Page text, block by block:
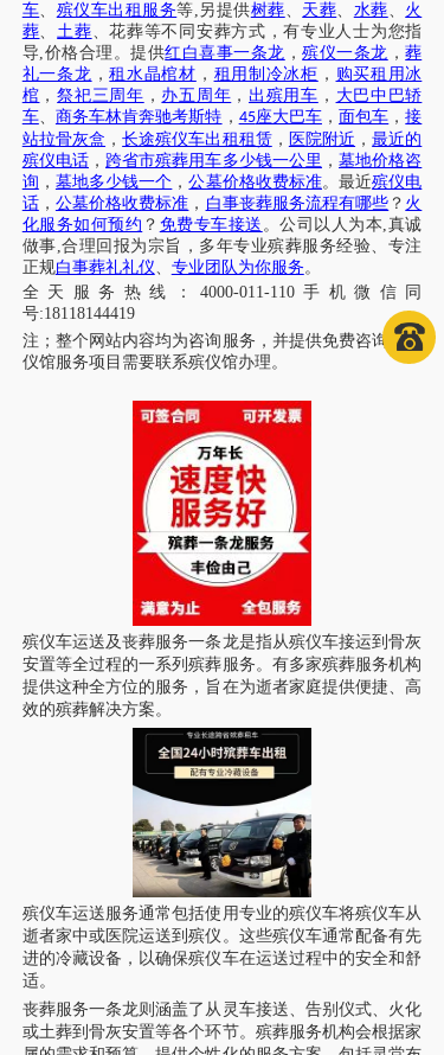
车、 殡仪车出租服务等,另提供树葬、 天葬、 水葬、 火
葬、土葬、花葬等不同安葬方式，有专业人士为您指
导,价格合理。提供红白喜事一条龙 ，殡仪一条龙 ，葬
礼一条龙 ，租水晶棺材 ， 租用制冷冰柜 ， 购买租用冰
棺 ，祭祀三周年 ， 办五周年 ， 出殡用车 ， 大巴中巴轿
车、 商务车林肯奔驰考斯特 ， 45座大巴车， 面包车 ，接
站拉骨灰盒 ，长途殡仪车出租租赁， 医院附近 ，最近的
殡仪电话 ，跨省市殡葬用车多少钱一公里 ，墓地价格咨
询 ， 墓地多少钱一个 ，公墓价格收费标准。最近殡仪电
话， 公墓价格收费标准 ， 白事丧葬服务流程有哪些 ？ 火
化服务如何预约 ？ 免费专车接送 。公司以人为本,真诚
做事,合理回报为宗旨，多年专业殡葬服务经验、专注
正规白事葬礼礼仪、 专业团队为你服务。
全天服务热线
： 4000-011-110手机微信同
号:18118144419
注； 整个网站内容均为咨询服务，并提供免费咨询，殡
仪馆服务项目需要联系殡仪馆办理。
殡仪车运送及丧葬服务一条龙是指从殡仪车接运到骨灰
安置等全过程的一系列殡葬服务。有多家殡葬服务机构
提供这种全方位的服务，旨在为逝者家庭提供便捷、高
效的殡葬解决方案。
殡仪车运送服务通常包括使用专业的殡仪车将殡仪车从
逝者家中或医院运送到殡仪。这些殡仪车通常配备有先
进的冷藏设备，以确保殡仪车在运送过程中的安全和舒
适。
丧葬服务一条龙则涵盖了从 灵车接送 、告别仪式、火化
或土葬到骨灰安置等各个环节。殡葬服务机构会根据家